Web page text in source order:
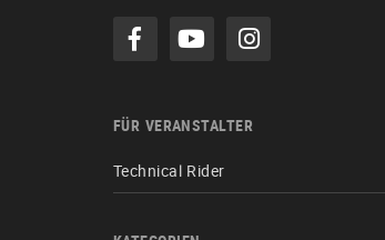
FÜR VERANSTALTER
Technical Rider